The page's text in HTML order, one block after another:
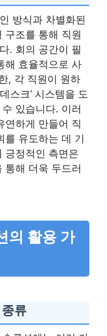
방식과 차별화된
구조를 통해 직원
. 회의 공간이 필
해 효율적으로 사
, 각 직원이 원하
스크’ 시스템을 도
있습니다. 이러
연하게 만들어 직
를 유도하는 데 기
긍정적인 측면은
통해 더욱 두드러
의 활용 가
류